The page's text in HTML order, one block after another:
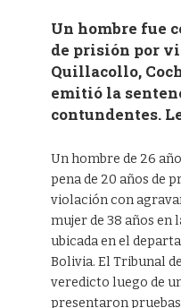
Un hombre fue
de prisión por
Quillacollo,
emitió la
contundentes.
Un hombre de 26
pena de 20 años de
violación con
mujer de 38 años en
ubicada en el
Bolivia. El Tribunal
veredicto luego de
presentaron